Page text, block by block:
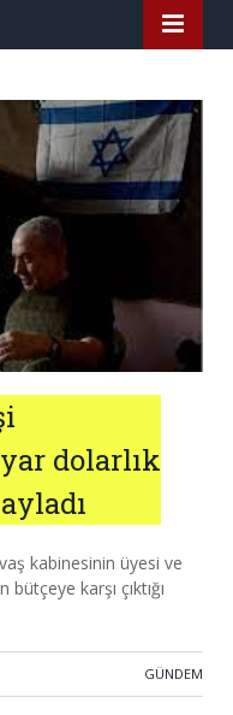
dolarlık
kabinesinin üyesi ve
karşı çıktığı
GÜNDEM